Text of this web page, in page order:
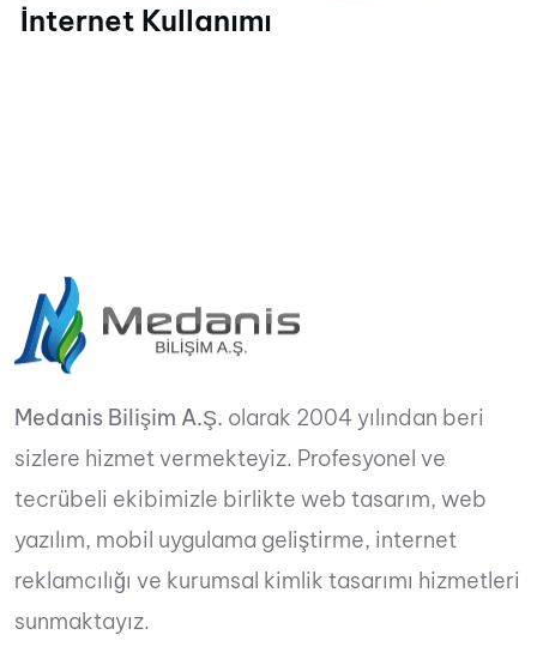
İnternet Kullanımı
Medanis Bilişim A.Ş. olarak 2004 yılından beri
sizlere hizmet vermekteyiz. Profesyonel ve
tecrübeli ekibimizle birlikte web tasarım, web
yazılım, mobil uygulama geliştirme, internet
reklamcılığı ve kurumsal kimlik tasarımı hizmetleri
sunmaktayız.